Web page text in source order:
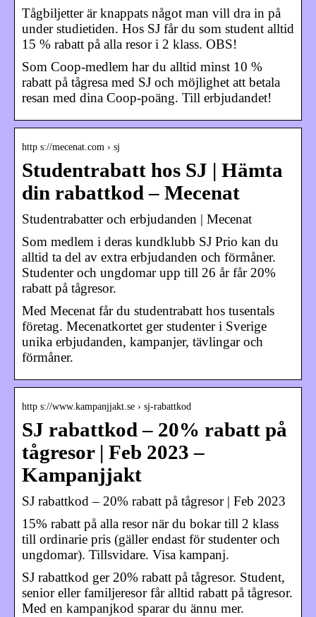
Tågbiljetter är knappats något man vill dra in på
under studietiden. Hos SJ får du som student alltid
15 % rabatt på alla resor i 2 klass. OBS!
Som Coop-medlem har du alltid minst 10 %
rabatt på tågresa med SJ och möjlighet att betala
resan med dina Coop-poäng. Till erbjudandet!
http s://mecenat.com › sj
Studentrabatt hos SJ | Hämta
din rabattkod – Mecenat
Studentrabatter och erbjudanden | Mecenat
Som medlem i deras kundklubb SJ Prio kan du
alltid ta del av extra erbjudanden och förmåner.
Studenter och ungdomar upp till 26 år får 20%
rabatt på tågresor.
Med Mecenat får du studentrabatt hos tusentals
företag. Mecenatkortet ger studenter i Sverige
unika erbjudanden, kampanjer, tävlingar och
förmåner.
http s://www.kampanjjakt.se › sj-rabattkod
SJ rabattkod – 20% rabatt på
tågresor | Feb 2023 –
Kampanjjakt
SJ rabattkod – 20% rabatt på tågresor | Feb 2023
15% rabatt på alla resor när du bokar till 2 klass
till ordinarie pris (gäller endast för studenter och
ungdomar). Tillsvidare. Visa kampanj.
SJ rabattkod ger 20% rabatt på tågresor. Student,
senior eller familjeresor får alltid rabatt på tågresor.
Med en kampanjkod sparar du ännu mer.